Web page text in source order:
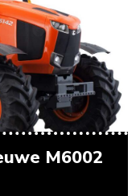
M6002